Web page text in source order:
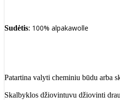
Sudėtis: 100% alpakawolle
Patartina valyti cheminiu būdu arba
Skalbyklos džiovintuvu džiovinti